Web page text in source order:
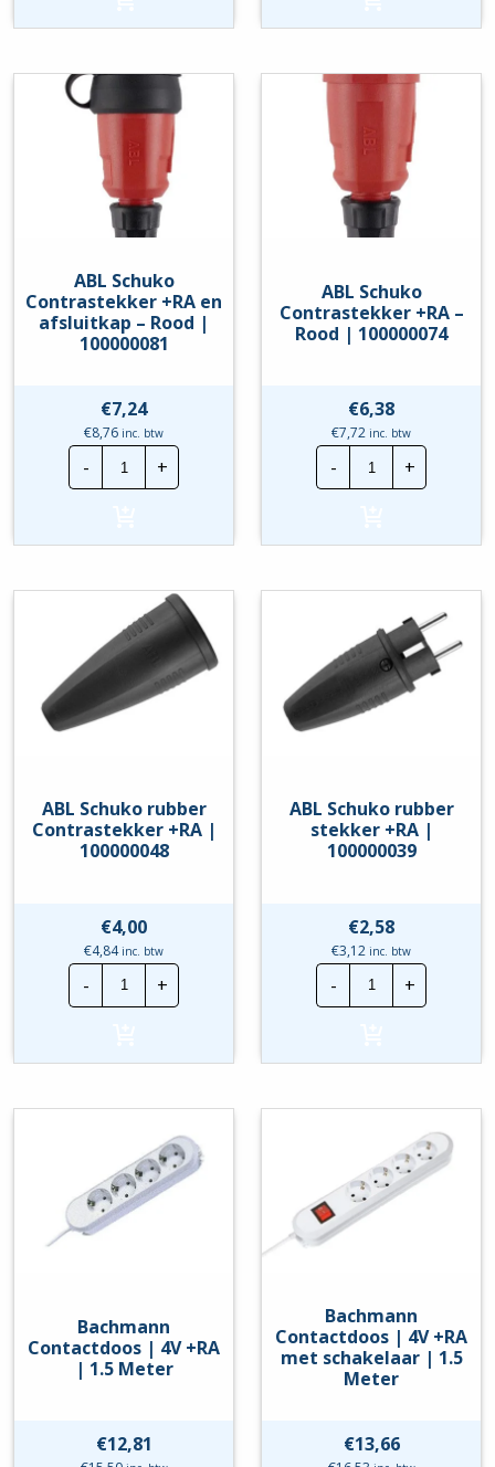
afsluitkap
|
100000082
hoeveelheid
Blauw
hoeveelheid
ABL Schuko
Contrastekker +RA en
afsluitkap – Rood |
100000081
€7,24
€8,76 inc. btw
-
ABL
Schuko
Contrastekker
afsluitkap
|
100000081
hoeveelheid
+
ABL Schuko
Contrastekker +RA –
Rood | 100000074
€6,38
€7,72 inc. btw
-
ABL
Schuko
Contrastekker
Rood
hoeveelheid
+
ABL Schuko rubber
Contrastekker +RA |
100000048
€4,00
€4,84inc. btw
-
ABL
Schuko
rubber
|
+
ABL Schuko rubber
stekker +RA |
100000039
€2,58
€3,12 inc. btw
-
ABL
Schuko
rubber
|
+
Bachmann
Contactdoos | 4V +RA
| 1.5 Meter
€12,81
Bachmann
Contactdoos | 4V +RA
met schakelaar | 1.5
Meter
€13,66